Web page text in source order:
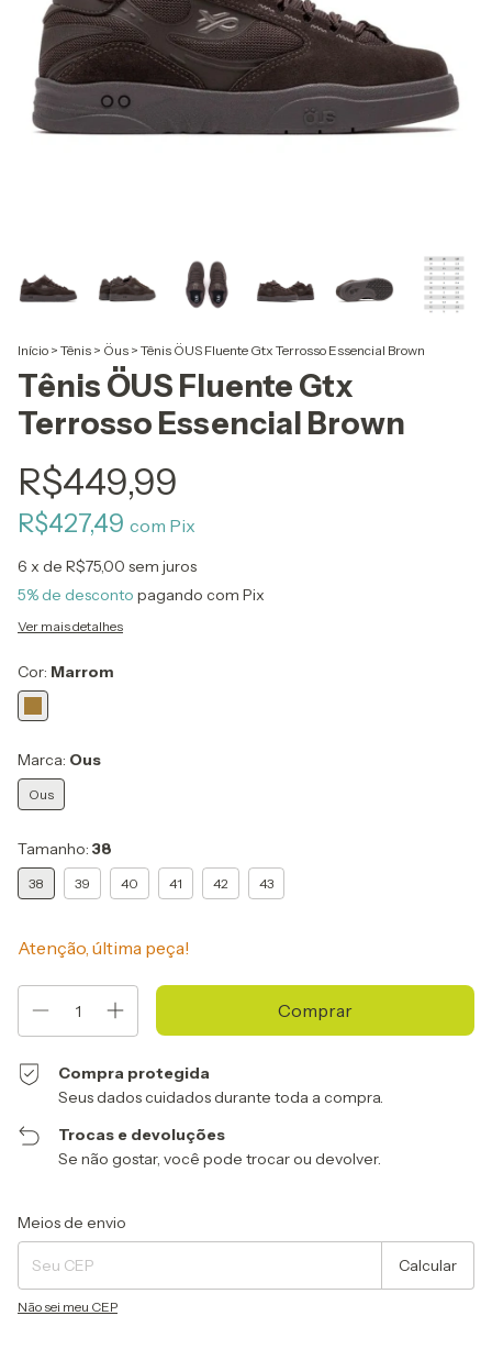
Início > Tênis > Öus > Tênis ÖUS Fluente Gtx Terrosso Essencial Brown
Tênis ÖUS Fluente Gtx
Terrosso Essencial Brown
R$449,99
R$427,49 com Pix
6 x de R$75,00 sem juros
5% de desconto pagando com Pix
Ver mais detalhes
Cor: Marrom
Marca: Ous
Ous
Tamanho: 38
38 39 40 41 42 43
Atenção, última peça!
Compra protegida
Seus dados cuidados durante toda a compra.
Trocas e devoluções
Se não gostar, você pode trocar ou devolver.
Entregas para o CEP:
Meios de envio
Calcular
Não sei meu CEP